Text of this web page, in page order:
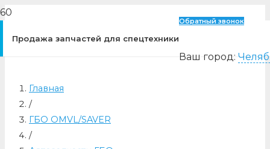
Продажа запчастей для спецтехники
Обратный звонок
Ваш город:
Главная
/
ГБО OMVL/SAVER
/